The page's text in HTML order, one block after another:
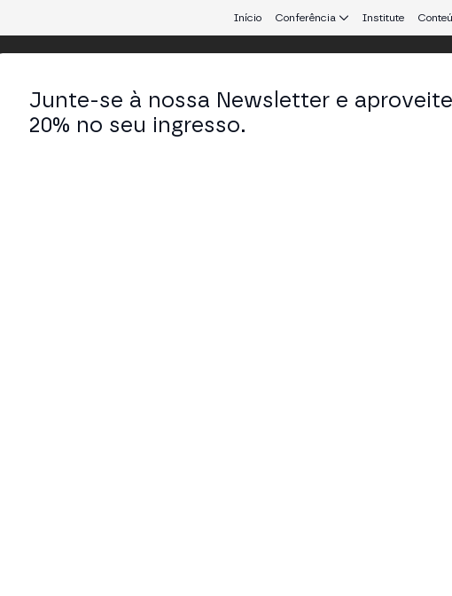
Início Conferência Institute
de cripto e Web3 que conecta Europa e América Latina.
Junte-se à nossa Newsletter e
20% no seu ingresso.